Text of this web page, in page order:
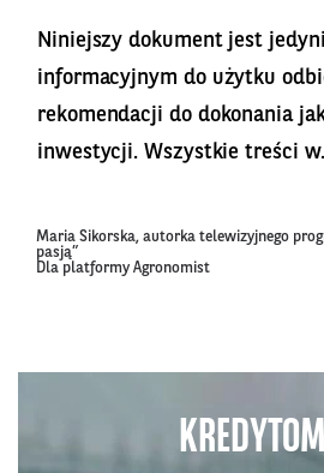
Niniejszy dokument jest
informacyjnym do użytku
rekomendacji do dokonania
inwestycji. Wszystkie treści
Maria Sikorska, autorka telewizyjnego
pasją”
Dla platformy Agronomist